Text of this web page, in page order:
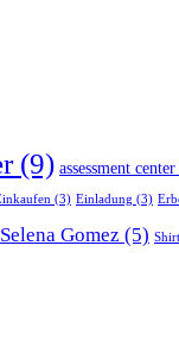
(9) assessment
(3) Einladung (3)
Selena Gomez (5) Shirt